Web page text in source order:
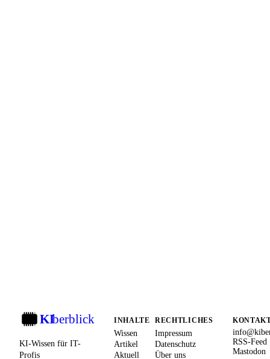
KIberblick
KI-Wissen für IT-
Profis
INHALTE
Wissen
Artikel
Aktuell
RECHTLICHES
Impressum
Datenschutz
Über uns
RSS-Feed
Mastodon